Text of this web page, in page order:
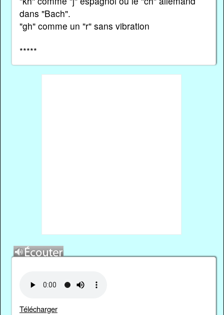
dans "Bach".
"gh" comme un "r" sans vibration
*****
Télécharger